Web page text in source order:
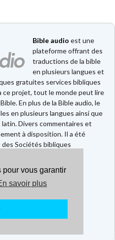
vous garantir
savoir plus
Bible audio est une
plateforme offrant des
traductions de la bible
en plusieurs langues et
gratuites services bibliques
projet, tout le monde peut lire
En plus de la Bible audio, le
en plusieurs langues ainsi que
Divers commentaires et
à disposition. Il a été
Sociétés bibliques